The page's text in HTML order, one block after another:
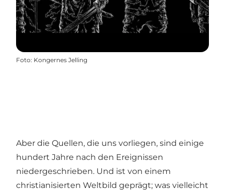
Foto: Kongernes Jelling
Aber die Quellen, die uns vorliegen, sind einige
hundert Jahre nach den Ereignissen
niedergeschrieben. Und ist von einem
christianisierten Weltbild geprägt; was vielleicht